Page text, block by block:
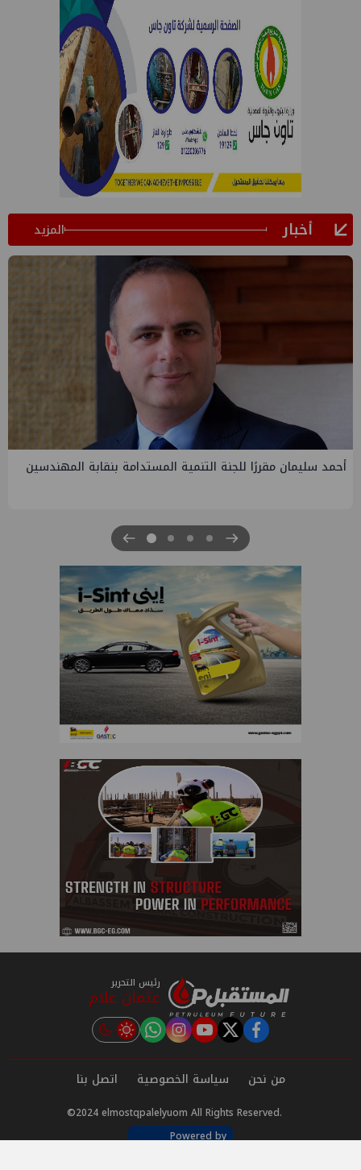
أخبار المزيد
PMS تنهي أعمال إنزال الخطوط البحرية الثلاث بمشروع المرحلة
رئيس التحرير
عثمان علام
facebook
twitter
youtube
instagram
tiktok
من نحن سياسة الخصوصية اتصل بنا
©2024 elmostqpalelyuom All Rights Reserved.
Powered by